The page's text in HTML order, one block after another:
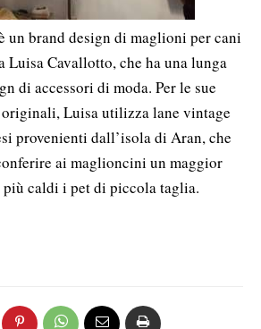
un brand design di maglioni per cani
Luisa Cavallotto, che ha una lunga
di accessori di moda. Per le sue
Luisa utilizza lane vintage
provenienti dall’isola di Aran, che
ai maglioncini un maggior
più caldi i pet di piccola taglia.